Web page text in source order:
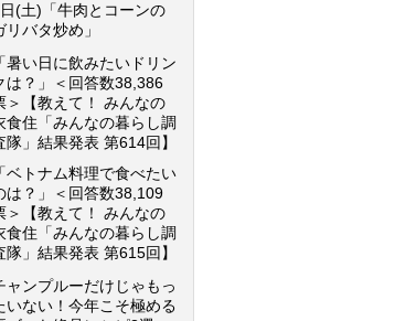
(土)「牛肉とコーンの
リバタ炒め」
「暑い日に飲みたいドリン
は？」＜回答数38,386
＞【教えて！ みんなの
食住「みんなの暮らし調
隊」結果発表 第614回】
「ベトナム料理で食べたい
は？」＜回答数38,109
＞【教えて！ みんなの
食住「みんなの暮らし調
隊」結果発表 第615回】
ャンプルーだけじゃもっ
いない！今年こそ極める